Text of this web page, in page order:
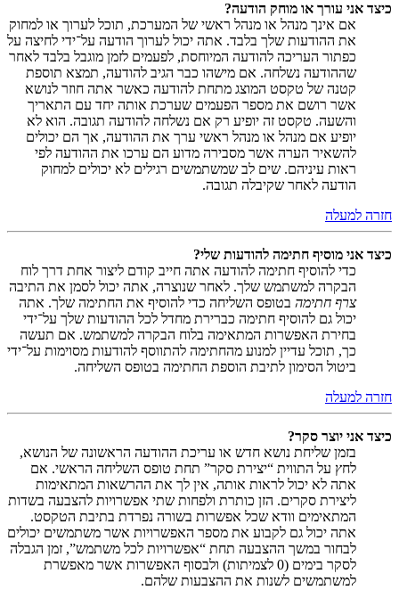
כיצד אני עורך או מוחק הודעה?
אם אינך מנהל או מנהל ראשי של המערכת, תוכל לערוך או למחוק
את ההודעות שלך בלבד. אתה יכול לערוך הודעה על־ידי לחיצה על
כפתור העריכה להודעה המיוחסת, לפעמים לזמן מוגבל בלבד לאחר
שההודעה נשלחה. אם מישהו כבר הגיב להודעה, תמצא תוספת
קטנה של טקסט המוצג מתחת להודעה כאשר אתה חוזר לנושא
אשר רושם את מספר הפעמים שערכת אותה יחד עם התאריך
והשעה. טקסט זה יופיע רק אם נשלחה להודעה תגובה. הוא לא
יופיע אם מנהל או מנהל ראשי ערך את ההודעה, אך הם יכולים
להשאיר הערה אשר מסבירה מדוע הם ערכו את ההודעה לפי
ראות עיניהם. שים לב שמשתמשים רגילים לא יכולים למחוק
הודעה לאחר שקיבלה תגובה.
חזרה למעלה
כיצד אני מוסיף חתימה להודעות שלי?
כדי להוסיף חתימה להודעה אתה חייב קודם ליצור אחת דרך לוח
הבקרה למשתמש שלך. לאחר שנוצרה, אתה יכול לסמן את התיבה
צרף חתימה בטופס השליחה כדי להוסיף את החתימה שלך. אתה
יכול גם להוסיף חתימה כברירת מחדל לכל ההודעות שלך על־ידי
בחירת האפשרות המתאימה בלוח הבקרה למשתמש. אם תעשה
כך, תוכל עדיין למנוע מהחתימה להתווסף להודעות מסוימות על־ידי
ביטול הסימון לתיבת הוספת החתימה בטופס השליחה.
חזרה למעלה
כיצד אני יוצר סקר?
בזמן שליחת נושא חדש או עריכת ההודעה הראשונה של הנושא,
לחץ על התווית “יצירת סקר” תחת טופס השליחה הראשי. אם
אתה לא יכול לראות אותה, אין לך את ההרשאות המתאימות
ליצירת סקרים. הזן כותרת ולפחות שתי אפשרויות להצבעה בשדות
המתאימים וודא שכל אפשרות בשורה נפרדת בתיבת הטקסט.
אתה יכול גם לקבוע את מספר האפשרויות אשר משתמשים יכולים
לבחור במשך ההצבעה תחת “אפשרויות לכל משתמש”, זמן הגבלה
לסקר בימים (0 לצמיתות) ולבסוף האפשרות אשר מאפשרת
למשתמשים לשנות את ההצבעות שלהם.